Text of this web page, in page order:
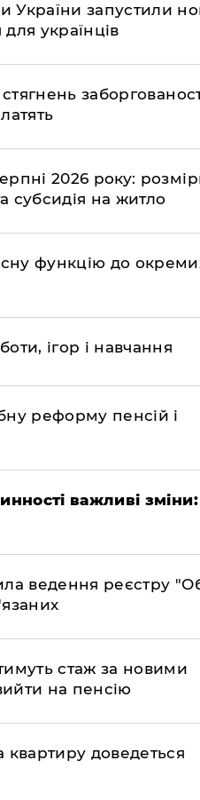
України запустили
українців
2026 року:
субсидія на житло
функцію до
ігор і навчання
реформу пенсій і
важливі зміни:
ведення реєстру
стаж за новими
на пенсію
квартиру доведеться